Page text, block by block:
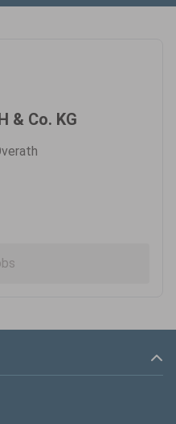
& Co. KG